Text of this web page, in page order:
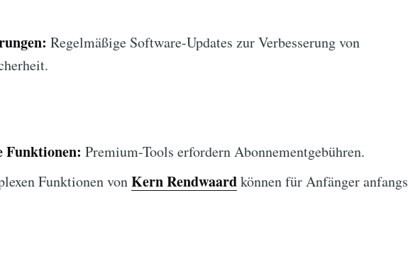
Regelmäßige Software-Updates zur Verbesserung von
Funktionen: Premium-Tools erfordern Abonnementgebühren.
Funktionen vonKern Rendwaardkönnen für Anfänger anfangs